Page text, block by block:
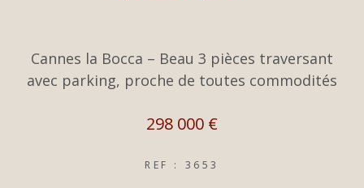
Cannes la Bocca – Beau 3 pièces traversant
avec parking, proche de toutes commodités
298 000 €
REF : 3653